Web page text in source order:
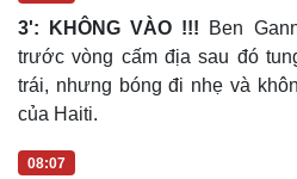
3': KHÔNG VÀO !!! Ben
trước vòng cấm địa sau đó
trái, nhưng bóng đi nhẹ và
của Haiti.
08:07